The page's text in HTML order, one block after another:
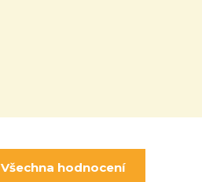
Všechna hodnocení